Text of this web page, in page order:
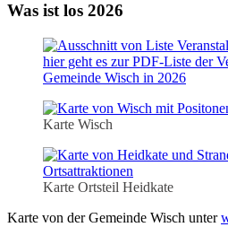
Was ist los 2026
hier geht es zur PDF-Liste der
Gemeinde Wisch in 2026
Karte Wisch
Karte Ortsteil Heidkate
Karte von der Gemeinde Wisch unter